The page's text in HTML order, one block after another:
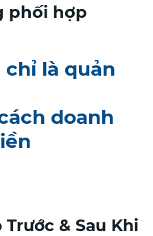
phối hợp
là quản
doanh
Trước & Sau Khi